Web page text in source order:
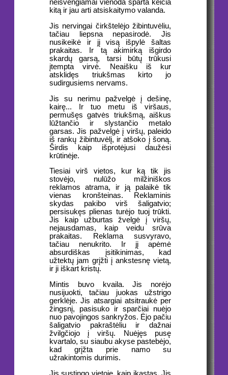
neišvengiamai vienoda sparta keičia
kitą ir jau arti atsiskaitymo valanda.
Jis nervingai čirkštelėjo žibintuvėliu,
tačiau liepsna nepasirodė. Jis
nusikeikė ir jį visą išpylė šaltas
prakaitas. Ir tą akimirką išgirdo
skardų garsą, tarsi būtų trūkusi
įtempta virvė. Neaišku iš kur
atsklidęs triukšmas kirto jo
sudirgusiems nervams.
Jis su nerimu pažvelgė į dešinę,
kairę... Ir tuo metu iš viršaus,
permušęs gatvės triukšmą, aiškus
lūžtančio ir slystančio metalo
garsas. Jis pažvelgė į viršų, paleido
iš rankų žibintuvėlį, ir atšoko į šoną.
Širdis kaip išprotėjusi daužėsi
krūtinėje.
Tiesiai virš vietos, kur ką tik jis
stovėjo, nulūžo milžiniškos
reklamos atrama, ir ją palaikė tik
vienas kronšteinas. Reklaminis
skydas pakibo virš šaligatvio;
persisukęs plienas turėjo tuoj trūkti.
Jis kaip užburtas žvelgė į viršų,
nejausdamas, kaip veidu srūva
prakaitas. Reklama susvyravo,
tačiau nenukrito. Ir jį apėmė
absurdiškas įsitikinimas, kad
užtektų jam grįžti į ankstesnę vietą,
ir ji iškart kristų.
Mintis buvo kvaila. Jis norėjo
nusijuokti, tačiau juokas užstrigo
gerklėje. Jis atsargiai atsitraukė per
žingsnį, pasisuko ir sparčiai nuėjo
nuo pavojingos sankryžos. Ėjo pačiu
šaligatvio pakraštėliu ir dažnai
žvilgčiojo į viršų. Nuėjęs pusę
kvartalo, su siaubu akyse pastebėjo,
kad grįžta prie namo su
užrakintomis durimis.
Jis sustingo vietoje, kaip įkastas. Jis